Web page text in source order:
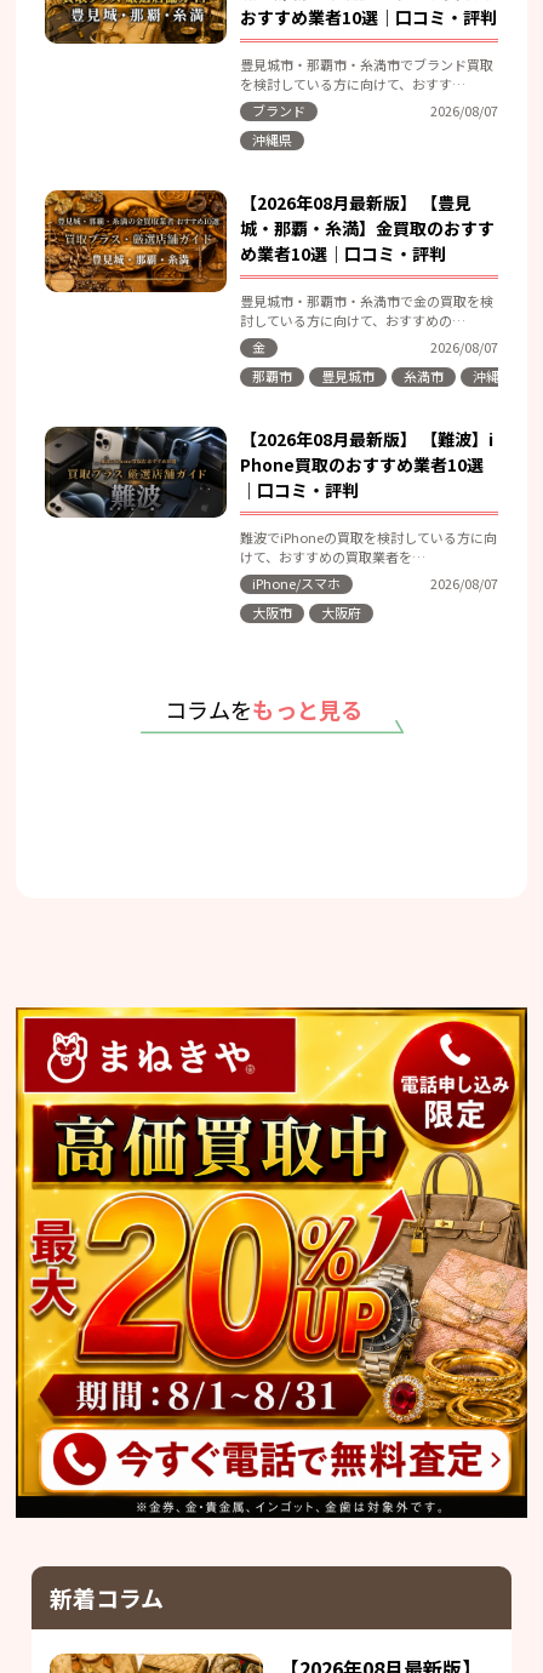
おすすめ業者10選｜口コミ・評判
豊見城市・那覇市・糸満市でブランド買取
を検討している方に向けて、おすす…
2026/08/07
ブランド
沖縄県
【2026年08月最新版】 【豊見
城・那覇・糸満】金買取のおすす
め業者10選｜口コミ・評判
豊見城市・那覇市・糸満市で金の買取を検
討している方に向けて、おすすめの…
2026/08/07
金
那覇市
豊見城市 糸満市 沖縄県
【2026年08月最新版】 【難波】i
Phone買取のおすすめ業者10選
｜口コミ・評判
難波でiPhoneの買取を検討している方に向
けて、おすすめの買取業者を…
2026/08/07
iPhone/スマホ
大阪市
大阪府
コラムをもっと見る
新着コラム